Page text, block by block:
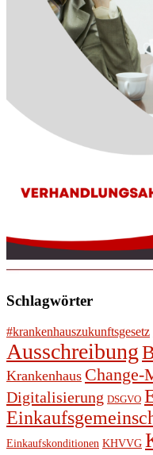
Schlagwörter
#krankenhauszukunftsgesetz
Ausschreibung
Krankenhaus Change-
Digitalisierung DSGVO
Einkaufskonditionen KHVVG